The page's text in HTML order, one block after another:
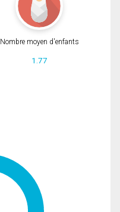
Nombre moyen d'enfants
1.77